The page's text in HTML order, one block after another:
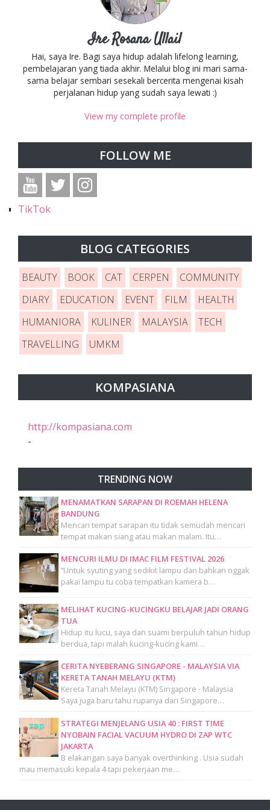
Ire Rosana Ullail
Hai, saya Ire. Bagi saya hidup adalah lifelong learning,
pembelajaran yang tiada akhir. Melalui blog ini mari sama-
sama belajar sembari sesekali bercerita mengenai kisah
perjalanan hidup yang sudah saya lewati :)
View my complete profile
FOLLOW ME
TikTok
BLOG CATEGORIES
BEAUTY BOOK CAT CERPEN
COMMUNITY
DIARY
EDUCATION EVENT FILM
HEALTH
HUMANIORA
KULINER MALAYSIA
TECH
TRAVELLING
UMKM
KOMPASIANA
http://kompasiana.com
-
TRENDING NOW
MENAMATKAN SARAPAN DI ROEMAH HELENA
BANDUNG
Mencari tempat sarapan itu tidak semudah mencari
tempat makan siang atau makan malam. Itu…
MENCURI ILMU DI IMAC FILM FESTIVAL 2026
“Untuk syuting yang sedikit lampu dan bahkan nggak
pakai lampu tu coba tempatkan kamera b…
MELIHAT KUCING-KUCINGKU BELAJAR JADI ORANG
TUA
Hidup itu lucu, saya dan suami berpuluh tahun hidup
berdua, tapi malah kucing-kucing kami…
CERITA NYEBERANG SINGAPORE - MALAYSIA VIA
KERETA TANAH MELAYU (KTM)
Kereta Tanah Melayu (KTM) Singapore - Malaysia
Saya juga baru tahu rupanya dari Singapore…
STRATEGI MENJELANG USIA 40 : FIRST TIME
NYOBAIN FACIAL VACUUM HYDRO DI ZAP WTC
JAKARTA
B elakangan saya banyak overthinking . Usia sudah
mau memasuki kepala 4 tapi pekerjaan me…